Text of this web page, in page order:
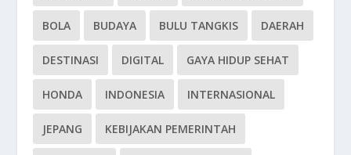
BOLA BUDAYA BULU TANGKIS DAERAH
DESTINASI DIGITAL GAYA HIDUP SEHAT
HONDA INDONESIA INTERNASIONAL
JEPANG KEBIJAKAN PEMERINTAH